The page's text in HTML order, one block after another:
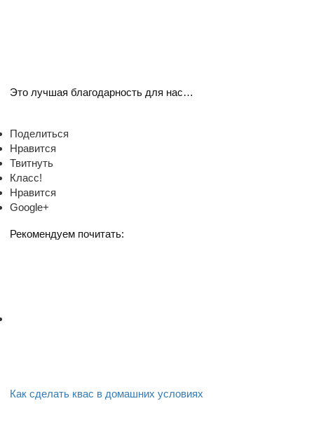
Это лучшая благодарность для нас…
Поделиться
Нравится
Твитнуть
Класс!
Нравится
Google+
Рекомендуем почитать:
Как сделать квас в домашних условиях